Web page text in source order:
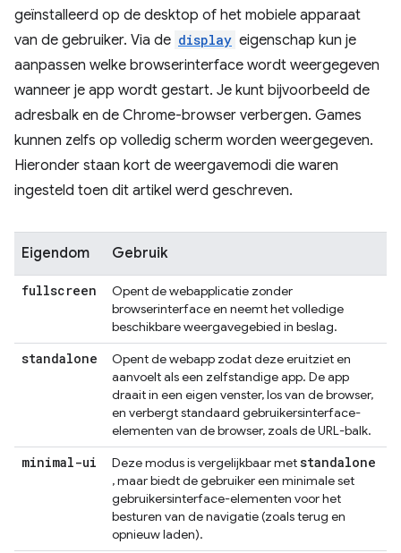
geïnstalleerd op de desktop of het mobiele apparaat
van de gebruiker. Via de display eigenschap kun je
aanpassen welke browserinterface wordt weergegeven
wanneer je app wordt gestart. Je kunt bijvoorbeeld de
adresbalk en de Chrome-browser verbergen. Games
kunnen zelfs op volledig scherm worden weergegeven.
Hieronder staan kort de weergavemodi die waren
ingesteld toen dit artikel werd geschreven.
Eigendom Gebruik
fullscreen
Opent de webapplicatie zonder
browserinterface en neemt het volledige
beschikbare weergavegebied in beslag.
standalone
Opent de webapp zodat deze eruitziet en
aanvoelt als een zelfstandige app. De app
draait in een eigen venster, los van de browser,
en verbergt standaard gebruikersinterface-
elementen van de browser, zoals de URL-balk.
minimal-ui Deze modus is vergelijkbaar metstandalone
, maar biedt de gebruiker een minimale set
gebruikersinterface-elementen voor het
besturen van de navigatie (zoals terug en
opnieuw laden).